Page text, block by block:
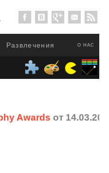
О НАС
Развлечения
Awards от 14.03.2017